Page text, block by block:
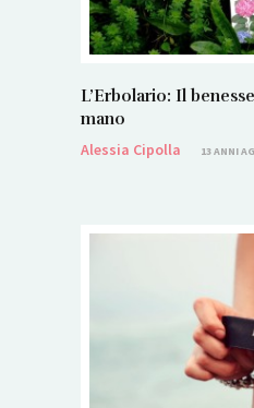
L’Erbolario: Il
mano
Alessia Cipolla
13 ANNI